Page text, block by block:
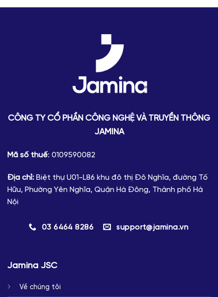
CÔNG TY CỔ PHẦN CÔNG NGHỆ VÀ TRUYỀN THÔNG
JAMINA
Mã số thuế: 0109590082
Địa chỉ: Biệt thự U01-L86 khu đô thị Đô Nghĩa, đường Tố
Hữu, Phường Yên Nghĩa, Quận Hà Đông, Thành phố Hà
Nội
03 6464 8286 support@jamina.vn
Jamina JSC
Về chúng tôi